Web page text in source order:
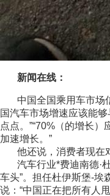
新闻在线：
中国全国乘用车市场
国汽车市场增速应该能
点点。”“70%（的增长
加速增长。”
他还说，消费者现在
汽车行业*费迪南德·
车头”。担任杜伊斯堡-埃
说：“中国正在把所有人